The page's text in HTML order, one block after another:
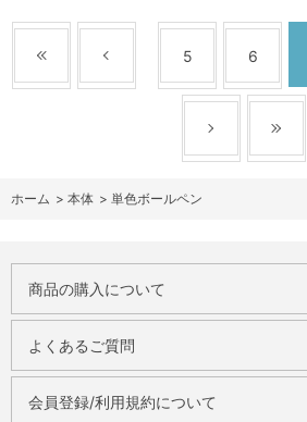
5 6
ホーム > 本体 > 単色ボールペン
商品の購入について
よくあるご質問
会員登録/利用規約について